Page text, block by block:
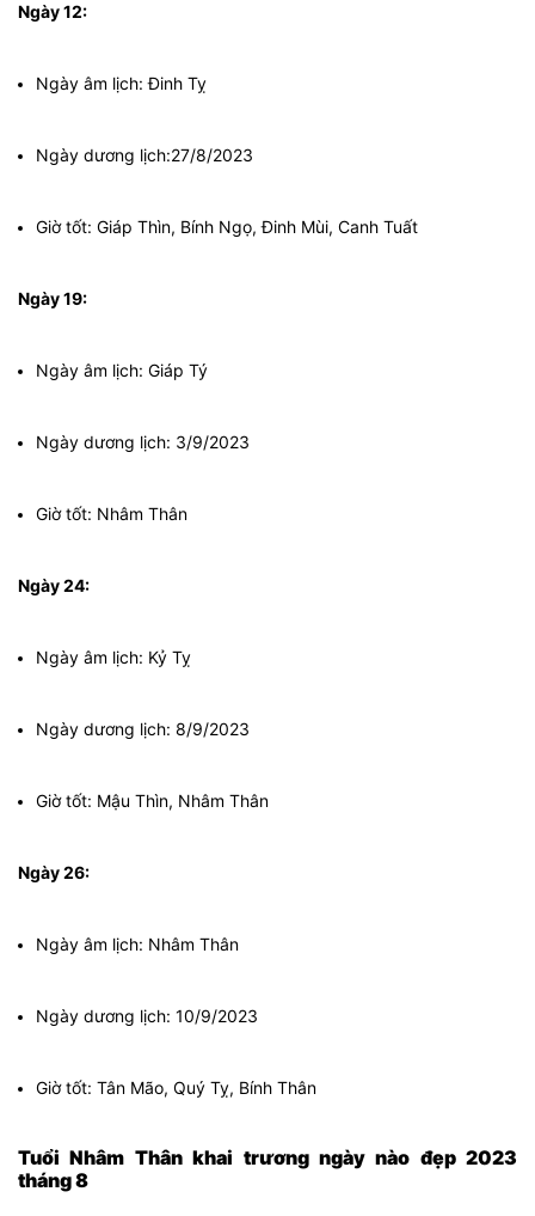
Ngày 12:
Ngày âm lịch: Đinh Tỵ
Ngày dương lịch:27/8/2023
Giờ tốt: Giáp Thìn, Bính Ngọ, Đinh Mùi, Canh Tuất
Ngày 19:
Ngày âm lịch: Giáp Tý
Ngày dương lịch: 3/9/2023
Giờ tốt: Nhâm Thân
Ngày 24:
Ngày âm lịch: Kỷ Tỵ
Ngày dương lịch: 8/9/2023
Giờ tốt: Mậu Thìn, Nhâm Thân
Ngày 26:
Ngày âm lịch: Nhâm Thân
Ngày dương lịch: 10/9/2023
Giờ tốt: Tân Mão, Quý Tỵ, Bính Thân
Tuổi Nhâm Thân khai trương ngày nào đẹp 2023
tháng 8